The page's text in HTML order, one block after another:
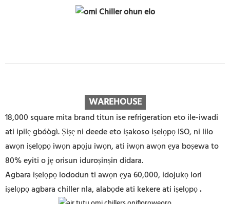
WAREHOUSE
18,000 square mita brand titun ise refrigeration eto ile-iwadi
ati ipilẹ gbóògì. Ṣiṣẹ ni deede eto iṣakoso iṣelọpọ ISO, ni lilo
awọn iṣelọpọ iwọn apọju iwọn, ati iwọn awọn ẹya boṣewa to
80% eyiti o jẹ orisun iduroṣinṣin didara.
Agbara iṣelọpọ lododun ti awọn ẹya 60,000, idojukọ lori
iṣelọpọ agbara chiller nla, alabọde ati kekere ati iṣelọpọ.